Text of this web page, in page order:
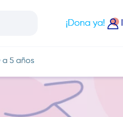
¡Dona ya!
a 5 años